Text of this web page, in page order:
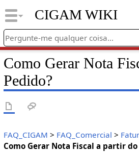
CIGAM WIKI
Como Gerar Nota
Pedido?
FAQ_CIGAM > FAQ_Comercial >
Como Gerar Nota Fiscal a partir do